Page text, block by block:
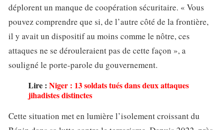
déplorent un manque de coopération sécuritaire. « Vous
pouvez comprendre que si, de l’autre côté de la frontière,
il y avait un dispositif au moins comme le nôtre, ces
attaques ne se dérouleraient pas de cette façon », a
souligné le porte-parole du gouvernement.
Lire : Niger : 13 soldats tués dans deux attaques
jihadistes distinctes
Cette situation met en lumière l’isolement croissant du